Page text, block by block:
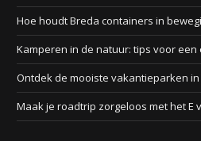
Hoe houdt Breda containers in
Kamperen in de natuur: tips voor
Ontdek de mooiste vakantieparken
Maak je roadtrip zorgeloos met het E